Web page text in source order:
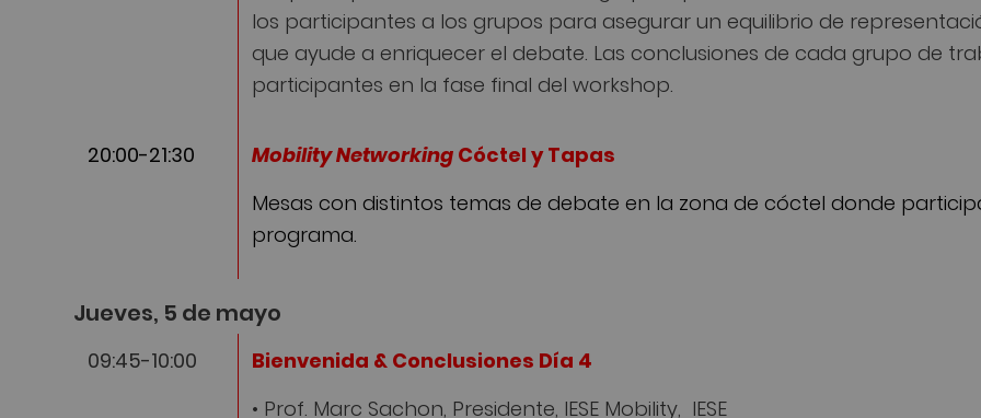
los participantes a los grupos para asegurar un equilibrio de
que ayude a enriquecer el debate. Las conclusiones de cada grupo de
participantes en la fase final del workshop.
20:00-21:30 Mobility Networking Cóctel y Tapas
Mesas con distintos temas de debate en la zona de cóctel donde
programa.
Jueves, 5 de mayo
09:45-10:00
Bienvenida & Conclusiones Día 4
• Prof. Marc Sachon, Presidente, IESE Mobility, IESE